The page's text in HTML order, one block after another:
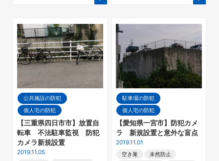
公共施設の防犯
個人宅の防犯
【三重県四日市市】放置自
転車 不法駐車監視 防犯
カメラ新規設置
2019.11.05
駐車場の防犯
個人宅の防犯
【愛知県一宮市】防犯カメ
ラ 新規設置と意外な盲点
2019.11.01
空き巣 未然防止